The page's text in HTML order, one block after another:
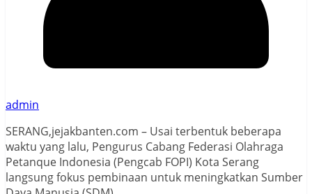
admin
SERANG,jejakbanten.com – Usai terbentuk beberapa
waktu yang lalu, Pengurus Cabang Federasi Olahraga
Petanque Indonesia (Pengcab FOPI) Kota Serang
langsung fokus pembinaan untuk meningkatkan Sumber